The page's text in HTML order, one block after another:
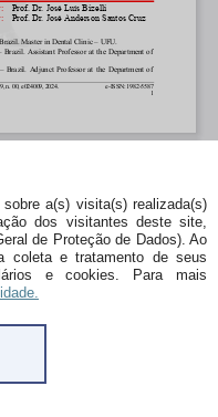
a(s) visita(s) realizada(s)
dos visitantes deste site,
de Proteção de Dados). Ao
coleta e tratamento de seus
e cookies. Para mais